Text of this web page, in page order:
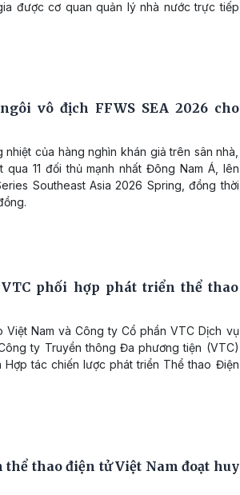
được cơ quan quản lý nhà nước trực tiếp
vô địch FFWS SEA 2026 cho
của hàng nghìn khán giả trên sân nhà,
qua 11 đối thủ mạnh nhất Đông Nam Á, lên
Southeast Asia 2026 Spring, đồng thời
phối hợp phát triển thể thao
Nam và Công ty Cổ phần VTC Dịch vụ
ty Truyền thông Đa phương tiện (VTC)
tác chiến lược phát triển Thể thao Điện
thao điện tử Việt Nam đoạt huy